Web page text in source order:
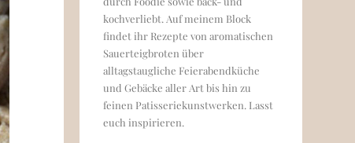
kochverliebt. Auf meinem Block
findet ihr Rezepte von aromatischen
Sauerteigbroten über
alltagstaugliche Feierabendküche
und Gebäcke aller Art bis hin zu
feinen Patisseriekunstwerken. Lasst
euch inspirieren.